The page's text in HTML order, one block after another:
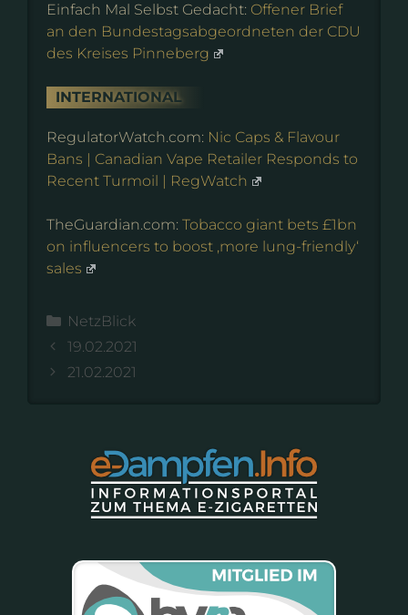
Einfach Mal Selbst Gedacht: Offener Brief
an den Bundestagsabgeordneten der CDU
des Kreises Pinneberg
INTERNATIONAL
RegulatorWatch.com: Nic Caps & Flavour
Bans | Canadian Vape Retailer Responds to
Recent Turmoil | RegWatch
TheGuardian.com: Tobacco giant bets £1bn
on influencers to boost ‚more lung-friendly‘
sales
Kategorien
NetzBlick
19.02.2021
21.02.2021